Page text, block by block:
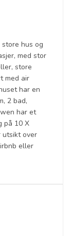
hus og
med stor
store
med air
har en
2 bad,
har et
på 10 X
utsikt over
eller